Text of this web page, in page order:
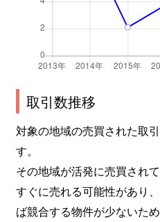
取引数推移
対象の地域の売買された取
す。
その地域が活発に売買され
すぐに売れる可能性があり
ば競合する物件が少ないた